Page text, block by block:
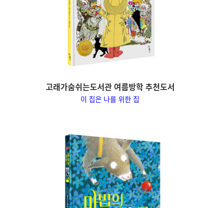
고래가숨쉬는도서관 여름방학 추천도서
이 집은 나를 위한 집